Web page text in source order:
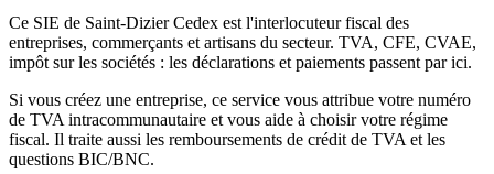
Ce SIE de Saint-Dizier Cedex est l'interlocuteur fiscal des
entreprises, commerçants et artisans du secteur. TVA, CFE, CVAE,
impôt sur les sociétés : les déclarations et paiements passent par ici.
Si vous créez une entreprise, ce service vous attribue votre numéro
de TVA intracommunautaire et vous aide à choisir votre régime
fiscal. Il traite aussi les remboursements de crédit de TVA et les
questions BIC/BNC.